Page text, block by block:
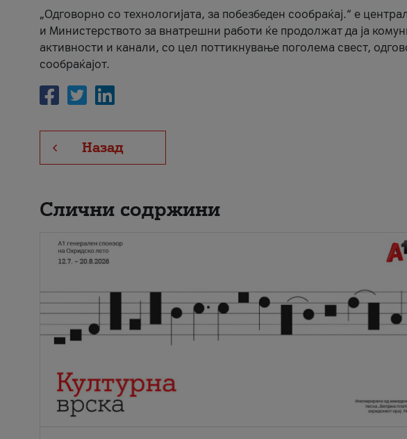
„Одговорно со технологијата, за побезбеден сообраќај.“ е
и Министерството за внатрешни работи ќе продолжат да ја
активности и канали, со цел поттикнување поголема свест,
сообраќајот.
Назад
Слични содржини